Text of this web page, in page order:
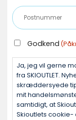
mail
(Påkrævet)
Postnummer
(Påkrævet)
GODKEND
(PÅKRÆVET)
Godkend
Ja, jeg vil gerne
fra SKIOUTLET.
skræddersyede
mit
samtidigt, at
Skioutlets cookie-